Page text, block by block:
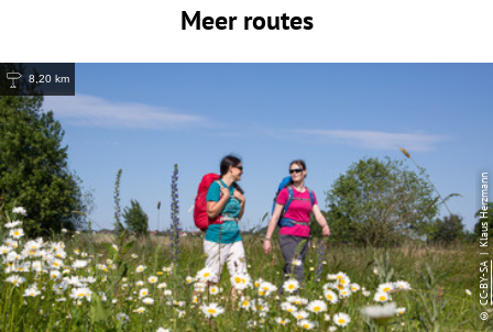
Meer routes
8,20 km
©
CC-BY-SA
| Klaus Herzmann